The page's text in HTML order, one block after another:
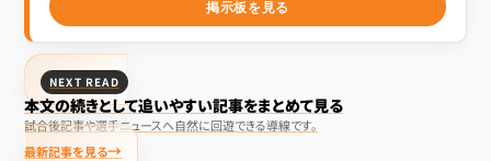
掲示板を見る
NEXT READ
本文の続きとして追いやすい記事をまとめて見る
試合後記事や選手ニュースへ自然に回遊できる導線です。
最新記事を見る